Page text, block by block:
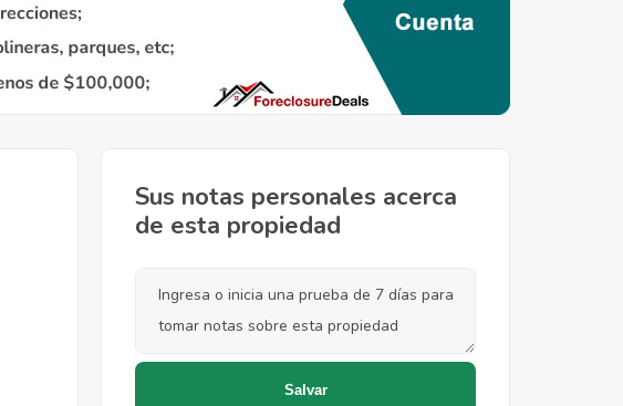
Sus notas personales acerca
de esta propiedad